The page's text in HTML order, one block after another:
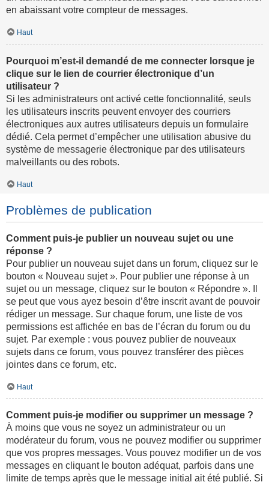
en abaissant votre compteur de messages.
Haut
Pourquoi m’est-il demandé de me connecter lorsque je
clique sur le lien de courrier électronique d’un
utilisateur ?
Si les administrateurs ont activé cette fonctionnalité, seuls
les utilisateurs inscrits peuvent envoyer des courriers
électroniques aux autres utilisateurs depuis un formulaire
dédié. Cela permet d’empêcher une utilisation abusive du
système de messagerie électronique par des utilisateurs
malveillants ou des robots.
Haut
Problèmes de publication
Comment puis-je publier un nouveau sujet ou une
réponse ?
Pour publier un nouveau sujet dans un forum, cliquez sur le
bouton « Nouveau sujet ». Pour publier une réponse à un
sujet ou un message, cliquez sur le bouton « Répondre ». Il
se peut que vous ayez besoin d’être inscrit avant de pouvoir
rédiger un message. Sur chaque forum, une liste de vos
permissions est affichée en bas de l’écran du forum ou du
sujet. Par exemple : vous pouvez publier de nouveaux
sujets dans ce forum, vous pouvez transférer des pièces
jointes dans ce forum, etc.
Haut
Comment puis-je modifier ou supprimer un message ?
À moins que vous ne soyez un administrateur ou un
modérateur du forum, vous ne pouvez modifier ou supprimer
que vos propres messages. Vous pouvez modifier un de vos
messages en cliquant le bouton adéquat, parfois dans une
limite de temps après que le message initial ait été publié. Si